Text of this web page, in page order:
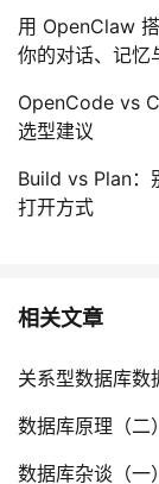
用 OpenClaw
你的对话、记忆
OpenCode vs
选型建议
Build vs Plan：
打开方式
相关文章
关系型数据库数
数据库原理（
数据库杂谈（